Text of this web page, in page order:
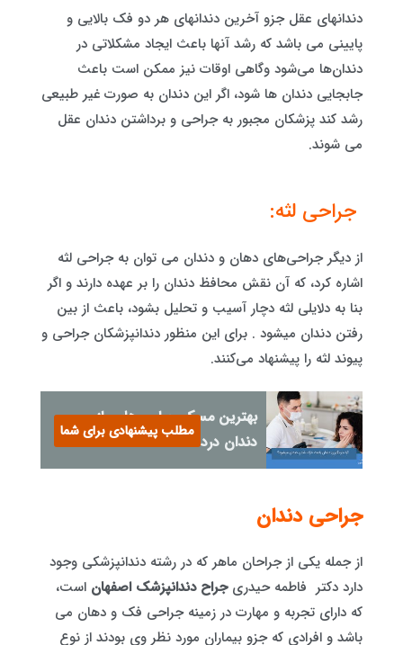
دندانهای عقل جزو آخرین دندانهای هر دو فک بالایی و
پایینی می باشد که رشد آنها باعث ایجاد مشکلاتی در
دندان‌ها می‌شود وگاهی اوقات نیز ممکن است باعث
جابجایی دندان ها شود، اگر این دندان به صورت غیر طبیعی
رشد کند پزشکان مجبور به جراحی و برداشتن دندان عقل
می شوند.
جراحی لثه:
از دیگر جراحی‌های دهان و دندان می توان به جراحی لثه
اشاره کرد، که آن نقش محافظ دندان را بر عهده دارند و اگر
بنا به دلایلی لثه دچار آسیب و تحلیل بشود، باعث از بین
رفتن دندان میشود . برای این منظور دندانپزشکان جراحی و
پیوند لثه را پیشنهاد می‌کنند.
بهترین مسکن برای رهایی از
دندان درد مطلب پیشنهادی برای شما
جراحی دندان
از جمله یکی از جراحان ماهر که در رشته دندانپزشکی وجود
دارد دکتر فاطمه حیدریجراح دندانپزشک اصفهان است،
که دارای تجربه و مهارت در زمینه جراحی فک و دهان می
باشد و افرادی که جزو بیماران مورد نظر وی بودند از نوع